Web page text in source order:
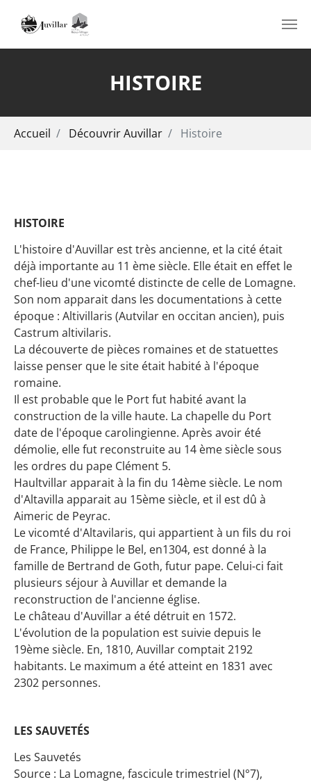
HISTOIRE
Accueil Découvrir Auvillar Histoire
HISTOIRE
L'histoire d'Auvillar est très ancienne, et la cité était
déjà importante au 11 ème siècle. Elle était en effet le
chef-lieu d'une vicomté distincte de celle de Lomagne.
Son nom apparait dans les documentations à cette
époque : Altivillaris (Autvilar en occitan ancien), puis
Castrum altivilaris.
La découverte de pièces romaines et de statuettes
laisse penser que le site était habité à l'époque
romaine.
Il est probable que le Port fut habité avant la
construction de la ville haute. La chapelle du Port
date de l'époque carolingienne. Après avoir été
démolie, elle fut reconstruite au 14 ème siècle sous
les ordres du pape Clément 5.
Haultvillar apparait à la fin du 14ème siècle. Le nom
d'Altavilla apparait au 15ème siècle, et il est dû à
Aimeric de Peyrac.
Le vicomté d'Altavilaris, qui appartient à un fils du roi
de France, Philippe le Bel, en1304, est donné à la
famille de Bertrand de Goth, futur pape. Celui-ci fait
plusieurs séjour à Auvillar et demande la
reconstruction de l'ancienne église.
Le château d'Auvillar a été détruit en 1572.
L'évolution de la population est suivie depuis le
19ème siècle. En, 1810, Auvillar comptait 2192
habitants. Le maximum a été atteint en 1831 avec
2302 personnes.
LES SAUVETÉS
Les Sauvetés
Source : La Lomagne, fascicule trimestriel (N°7),